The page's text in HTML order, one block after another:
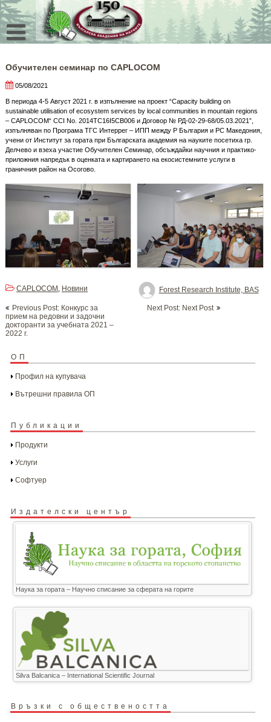
Skip
to
content
Обучителен семинар по CAPLOCOM
05/08/2021
В периода 4-5 Август 2021 г. в изпълнение на проект “Capacity building on
sustainable utilisation of ecosystem services by local communities in mountain regions
– CAPLOCOM“ CCI No. 2014TC16I5CB006 и Договор № РД-02-29-68/05.03.2021”,
изпълняван по Програма ТГС Интеррег – ИПП между Р България и РС Македония,
учени от Институт за гората при Българската академия на науките посетиха гр.
Делчево и взеха участие Обучителен Семинар, обсъждайки научния и практико-
приложния напредък в оценката и картирането на екосистемните услуги в
граничния район на Осогово.
Forest Research Institute, BAS
CAPLOCOM
Новини
navigation
Previous Post: Конкурс за
прием на редовни и задочни
докторанти за учебната 2021 –
2022 г.
Next Post: Next Post
ОП
Профил на купувача
Вътрешни правила ОП
Публикации
Продукти
Услуги
Софтуер
Издателски център
Наука за гората – Научно списание за сферата на горите
Silva Balcanica – International Scientific Journal
Връзки с обществеността